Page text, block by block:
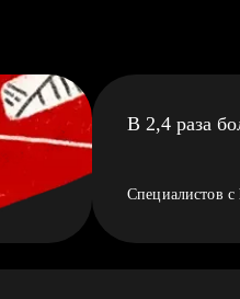
В 2,4 раза
Специалистов